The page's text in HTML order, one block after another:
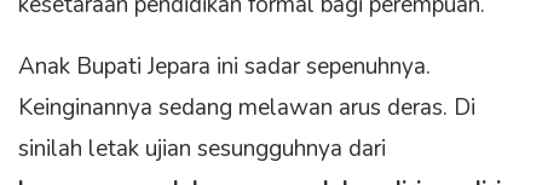
Anak Bupati Jepara ini sadar sepenuhnya.
Keinginannya sedang melawan arus deras. Di
sinilah letak ujian sesungguhnya dari